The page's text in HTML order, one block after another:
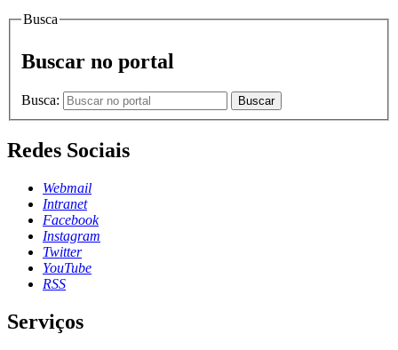
Busca
Buscar no portal
Busca: Buscar
Redes Sociais
Webmail
Intranet
Facebook
Instagram
Twitter
YouTube
RSS
Serviços